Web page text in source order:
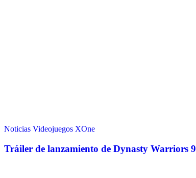
Noticias Videojuegos XOne
Tráiler de lanzamiento de Dynasty Warriors 9